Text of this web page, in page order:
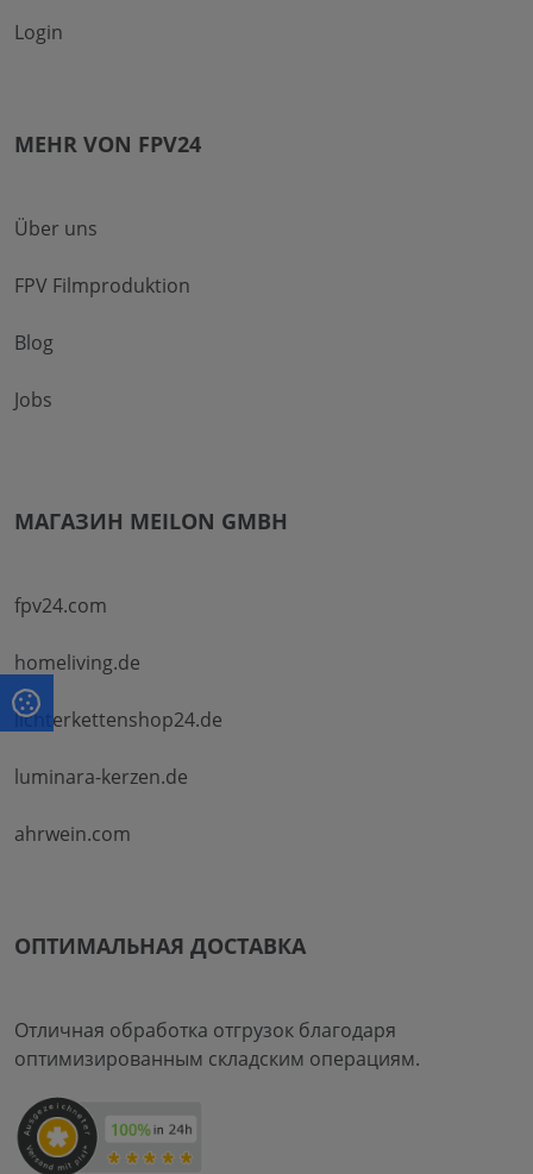
Login
MEHR VON FPV24
Über uns
FPV Filmproduktion
Blog
Jobs
МАГАЗИН MEILON GMBH
fpv24.com
homeliving.de
lichterkettenshop24.de
luminara-kerzen.de
ahrwein.com
ОПТИМАЛЬНАЯ ДОСТАВКА
Отличная обработка отгрузок благодаря
оптимизированным складским операциям.